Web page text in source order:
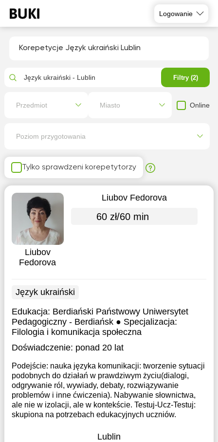
Logowanie
Korepetycje Język ukraiński Lublin
Tylko sprawdzeni korepetytorzy
Liubov
Fedorova
Liubov Fedorova
60 zł/60 min
Język ukraiński
Edukacja: Berdiański Państwowy Uniwersytet
Pedagogiczny - Berdiańsk ● Specjalizacja:
Filologia i komunikacja społeczna
Doświadczenie: ponad 20 lat
Podejście: nauka języka komunikacji: tworzenie sytuacji
podobnych do działań w prawdziwym życiu(dialogi,
odgrywanie ról, wywiady, debaty, rozwiązywanie
problemów i inne ćwiczenia). Nabywanie słownictwa,
ale nie w izolacji, ale w kontekście. Testuj-Ucz-Testuj:
skupiona na potrzebach edukacyjnych uczniów.
Lublin
Język ukraiński - Lublin Filtry (2)
Przedmiot Miasto Online
Poziom przygotowania